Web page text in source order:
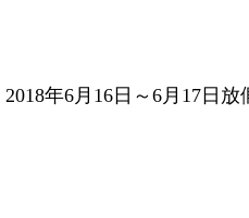
年6月16日～6月17日放